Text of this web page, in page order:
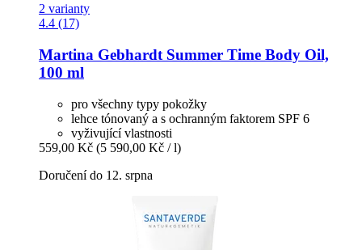
2 varianty
4.4 (17)
Martina Gebhardt Summer Time Body Oil,
100 ml
pro všechny typy pokožky
lehce tónovaný a s ochranným faktorem SPF 6
vyživující vlastnosti
559,00 Kč (5 590,00 Kč / l)
Doručení do 12. srpna